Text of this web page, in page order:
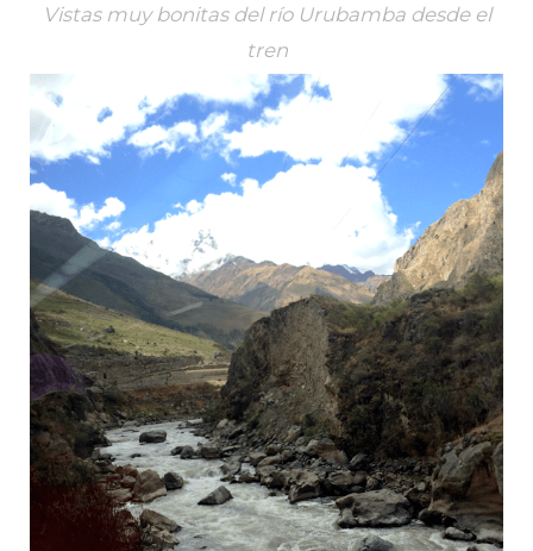
Vistas muy bonitas del río Urubamba desde el
tren